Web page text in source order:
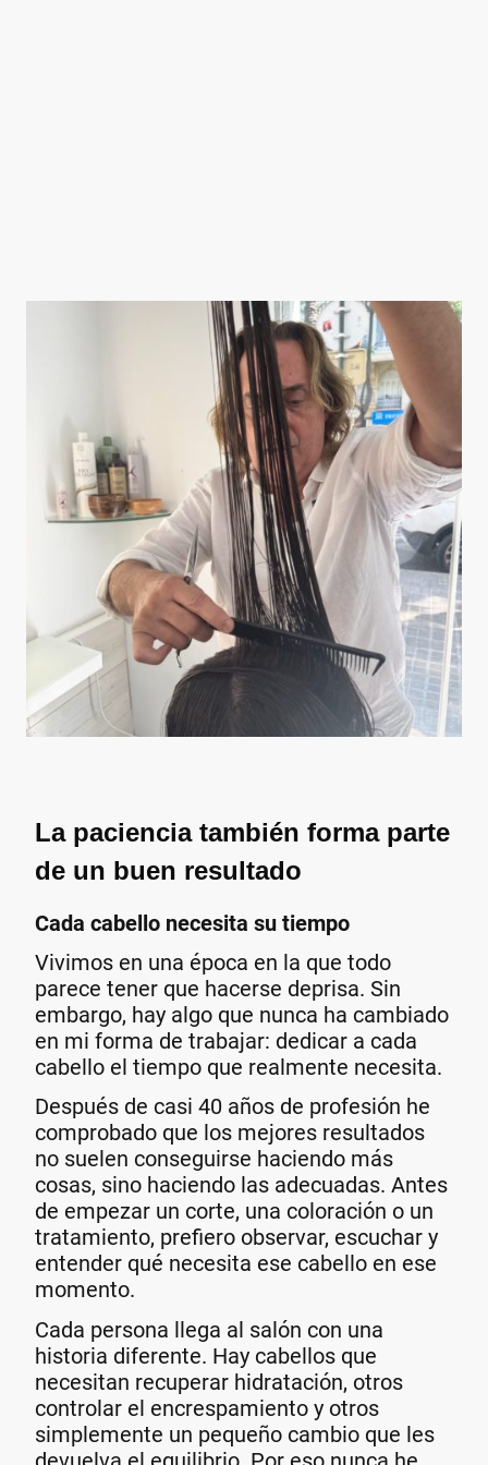
La paciencia también forma parte
de un buen resultado
Cada cabello necesita su tiempo
Vivimos en una época en la que todo
parece tener que hacerse deprisa. Sin
embargo, hay algo que nunca ha cambiado
en mi forma de trabajar: dedicar a cada
cabello el tiempo que realmente necesita.
Después de casi 40 años de profesión he
comprobado que los mejores resultados
no suelen conseguirse haciendo más
cosas, sino haciendo las adecuadas. Antes
de empezar un corte, una coloración o un
tratamiento, prefiero observar, escuchar y
entender qué necesita ese cabello en ese
momento.
Cada persona llega al salón con una
historia diferente. Hay cabellos que
necesitan recuperar hidratación, otros
controlar el encrespamiento y otros
simplemente un pequeño cambio que les